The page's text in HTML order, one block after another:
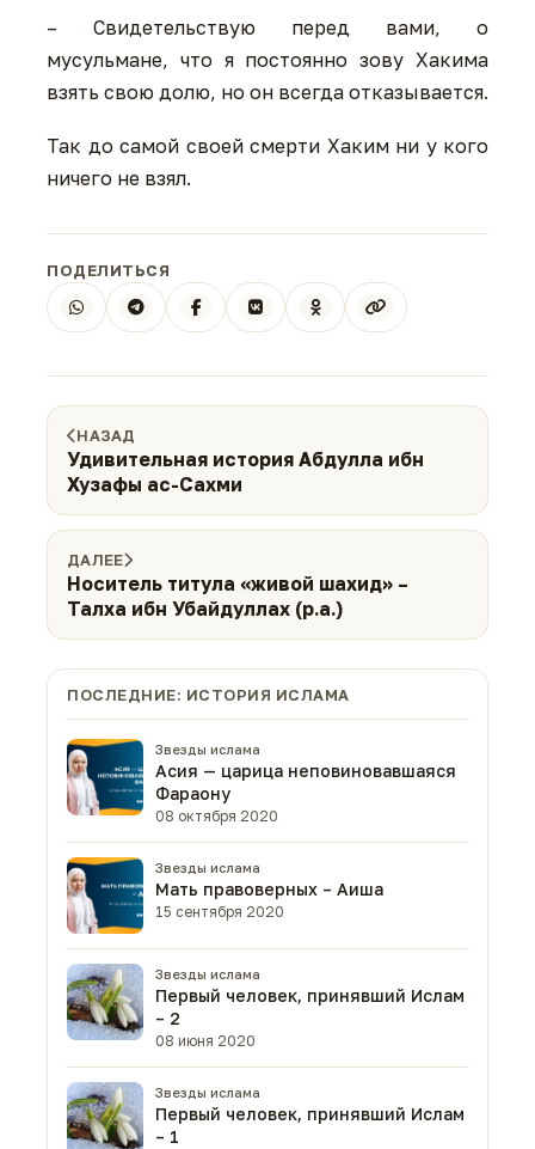
– Свидетельствую перед вами, о
мусульмане, что я постоянно зову Хакима
взять свою долю, но он всегда отказывается.
Так до самой своей смерти Хаким ни у кого
ничего не взял.
ПОДЕЛИТЬСЯ
НАЗАД
Удивительная история Абдулла ибн
Хузафы ас-Сахми
ДАЛЕЕ
Носитель титула «живой шахид» –
Талха ибн Убайдуллах (р.а.)
ПОСЛЕДНИЕ: ИСТОРИЯ ИСЛАМА
Звезды ислама
Асия — царица неповиновавшаяся
Фараону
08 октября 2020
Звезды ислама
Мать правоверных – Аиша
15 сентября 2020
Звезды ислама
Первый человек, принявший Ислам
– 2
08 июня 2020
Звезды ислама
Первый человек, принявший Ислам
– 1